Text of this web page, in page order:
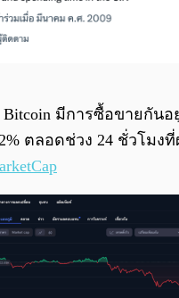
มีการซื้อขายกันอ
ตลอดช่วง 24 ชั่วโมง